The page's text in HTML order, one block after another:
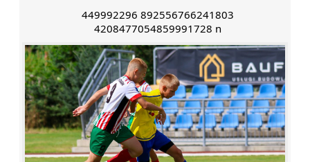
449992296 892556766241803
4208477054859991728 n